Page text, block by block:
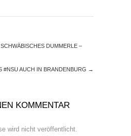
DUMMERLE –
#NSU AUCH IN BRANDENBURG →
KOMMENTAR
wird nicht veröffentlicht.